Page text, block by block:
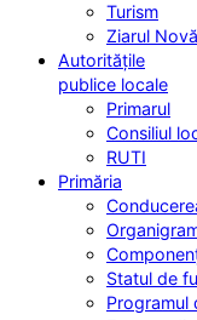
Turism
Ziarul
Autoritățile
publice locale
Primarul
Consiliul
RUTI
Primăria
Statul de
Programul